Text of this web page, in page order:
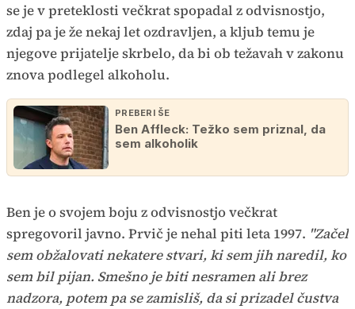
se je v preteklosti večkrat spopadal z odvisnostjo,
zdaj pa je že nekaj let ozdravljen, a kljub temu je
njegove prijatelje skrbelo, da bi ob težavah v zakonu
znova podlegel alkoholu.
PREBERI ŠE
Ben Affleck: Težko sem priznal, da
sem alkoholik
Ben je o svojem boju z odvisnostjo večkrat
spregovoril javno. Prvič je nehal piti leta 1997. "Začel
sem obžalovati nekatere stvari, ki sem jih naredil, ko
sem bil pijan. Smešno je biti nesramen ali brez
nadzora, potem pa se zamisliš, da si prizadel čustva